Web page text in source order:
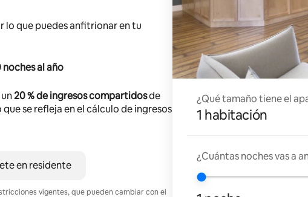
lo que puedes anfitrionar en tu
noches al año
20 % de ingresos compartidosde
se refleja en el cálculo de ingresos
en residente
vigentes, que pueden cambiar con el
¿Qué tamaño tiene el
1 habitación
¿Cuántas noches vas a